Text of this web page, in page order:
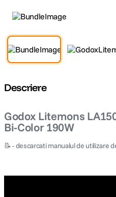
3. trepied telefon
. lavaliera
7. godox
Descriere
Godox Litemons
Bi-Color 190W
📝 - descarcati manualul de utilizare